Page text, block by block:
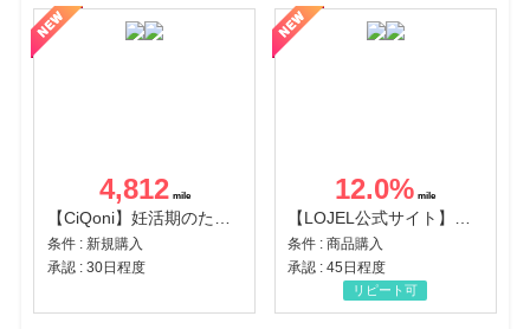
4,812
条件 : 新規購入
承認 : 30日程度
12.0%
条件 : 商品購入
承認 : 45日程度
リピート可